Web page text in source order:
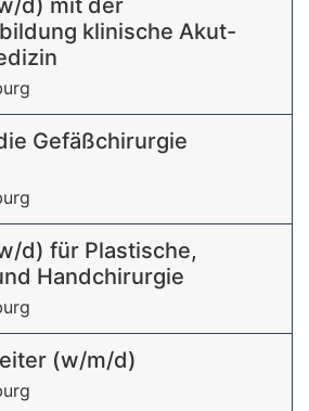
d) mit der
klinische Akut-
Gefäßchirurgie
d) für Plastische,
Handchirurgie
(w/m/d)